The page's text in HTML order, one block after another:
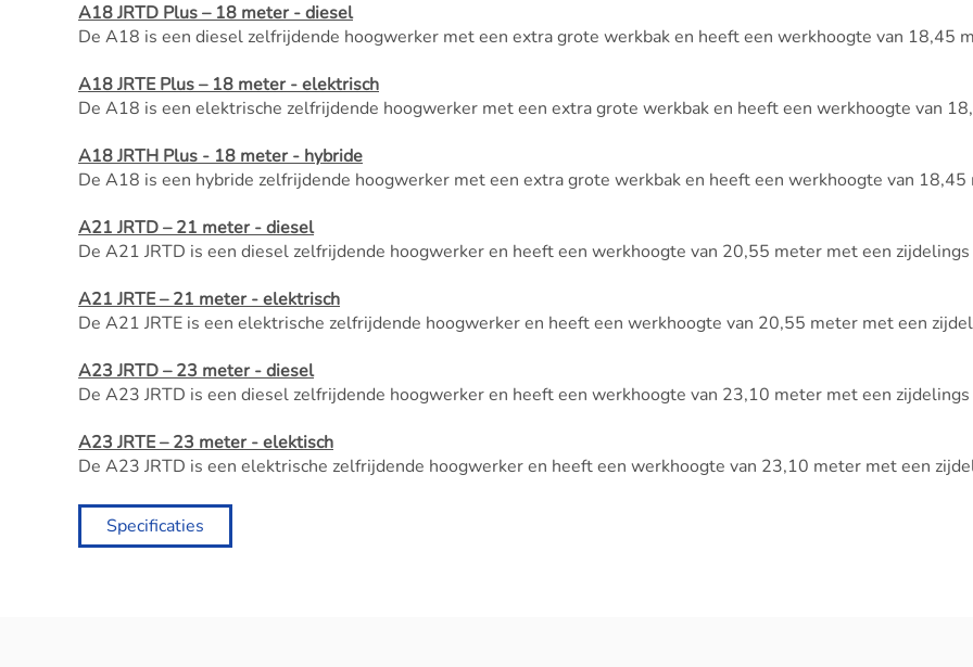
A18 JRTD Plus – 18 meter - diesel
De A18 is een diesel zelfrijdende hoogwerker met een extra grote werkbak en heeft een werkhoogte van 18,45
A18 JRTE Plus – 18 meter - elektrisch
De A18 is een elektrische zelfrijdende hoogwerker met een extra grote werkbak en heeft een werkhoogte van
A18 JRTH Plus - 18 meter - hybride
De A18 is een hybride zelfrijdende hoogwerker met een extra grote werkbak en heeft een werkhoogte van
A21 JRTD – 21 meter - diesel
De A21 JRTD is een diesel zelfrijdende hoogwerker en heeft een werkhoogte van 20,55 meter met een
A21 JRTE – 21 meter - elektrisch
De A21 JRTE is een elektrische zelfrijdende hoogwerker en heeft een werkhoogte van 20,55 meter met een
A23 JRTD – 23 meter - diesel
De A23 JRTD is een diesel zelfrijdende hoogwerker en heeft een werkhoogte van 23,10 meter met een
A23 JRTE – 23 meter - elektisch
De A23 JRTD is een elektrische zelfrijdende hoogwerker en heeft een werkhoogte van 23,10 meter met een
Specificaties